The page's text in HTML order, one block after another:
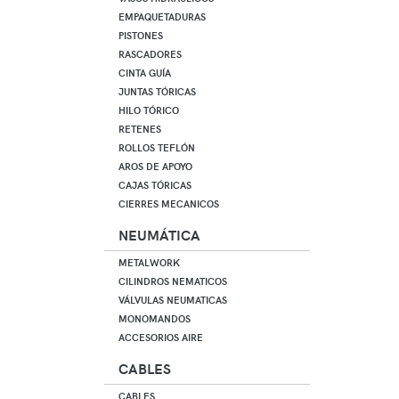
EMPAQUETADURAS
PISTONES
RASCADORES
CINTA GUÍA
JUNTAS TÓRICAS
HILO TÓRICO
RETENES
ROLLOS TEFLÓN
AROS DE APOYO
CAJAS TÓRICAS
CIERRES MECANICOS
NEUMÁTICA
METALWORK
CILINDROS NEMATICOS
VÁLVULAS NEUMATICAS
MONOMANDOS
ACCESORIOS AIRE
CABLES
CABLES